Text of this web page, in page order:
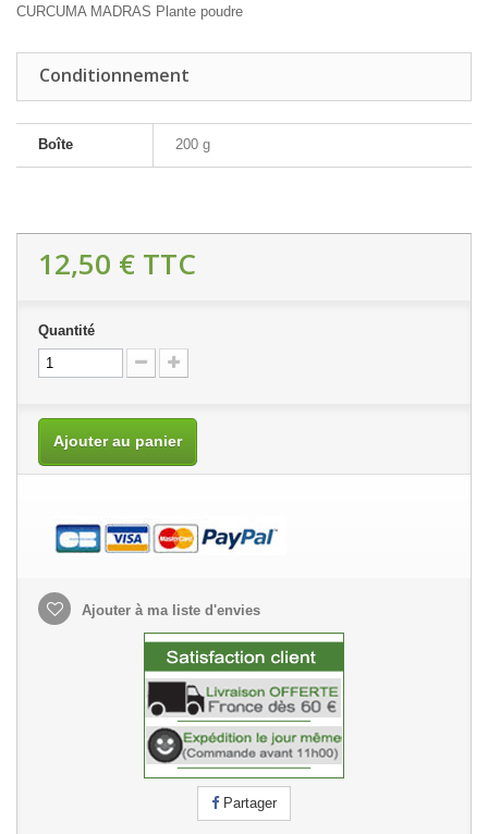
CURCUMA MADRAS Plante poudre
Conditionnement
Boîte 200 g
12,50 € TTC
Quantité
Ajouter au panier
Ajouter à ma liste d'envies
Partager